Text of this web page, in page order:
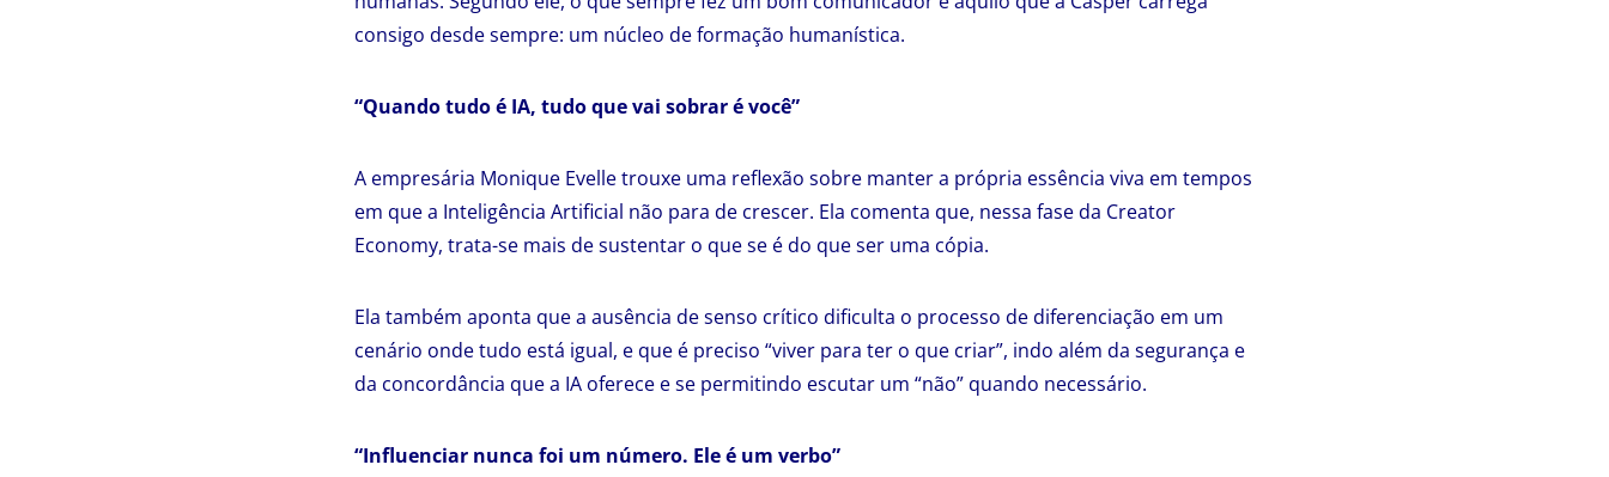
consigo desde sempre: um núcleo de formação humanística.
“Quando tudo é IA, tudo que vai sobrar é você”
A empresária Monique Evelle trouxe uma reflexão sobre manter a própria essência viva em tempos
em que a Inteligência Artificial não para de crescer. Ela comenta que, nessa fase da Creator
Economy, trata-se mais de sustentar o que se é do que ser uma cópia.
Ela também aponta que a ausência de senso crítico dificulta o processo de diferenciação em um
cenário onde tudo está igual, e que é preciso “viver para ter o que criar”, indo além da segurança e
da concordância que a IA oferece e se permitindo escutar um “não” quando necessário.
“Influenciar nunca foi um número. Ele é um verbo”